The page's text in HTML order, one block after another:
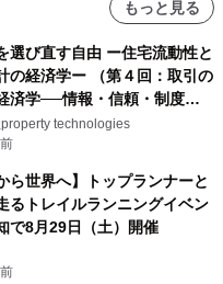
もっと見る
選び直す自由 ー住宅流動性と
の経済学ー （第４回：取引の
済学──情報・信頼・制度を
はどう組み替えるか）｜
Lab
technologies
ら世界へ】トップランナーと
るトレイルランニングイベン
で8月29日（土）開催